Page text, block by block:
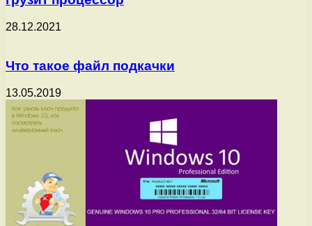
28.12.2021
Что такое файл подкачки
13.05.2019